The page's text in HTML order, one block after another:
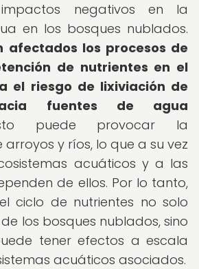
negativos en la
en los bosques nublados.
afectados los procesos de
de nutrientes en el
el riesgo de lixiviación de
fuentes de agua
puede provocar la
y ríos, lo que a su vez
acuáticos y a las
de ellos. Por lo tanto,
ciclo de nutrientes no solo
los bosques nublados, sino
tener efectos a escala
acuáticos asociados.